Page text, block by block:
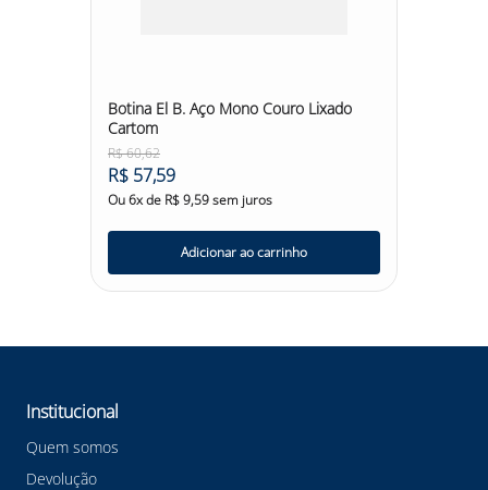
Botina El B. Aço Mono Couro Lixado
Cartom
R$60,62
R$ 57,59
Ou6x de R$9,59sem juros
Adicionar ao carrinho
Institucional
Quem somos
Devolução